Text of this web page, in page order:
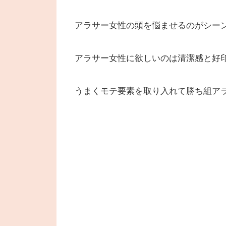
アラサー女性の頭を悩ませるのがシー
アラサー女性に欲しいのは清潔感と
うまくモテ要素を取り入れて勝ち組ア